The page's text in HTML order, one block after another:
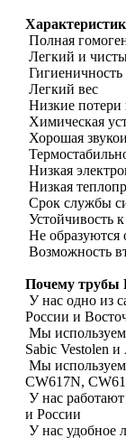
Полная
Легкий и
Гигиеничность
Легкий вес
Низкие потери
Химическая
Хорошая
Низкая
Низкая
Срок службы
Устойчивость
Не образуются
Возможность
Почему трубы
У нас одно из
России и
Мы используем
Sabic Vestolen
Мы используем
CW617N,
У нас
и России
У нас удобное